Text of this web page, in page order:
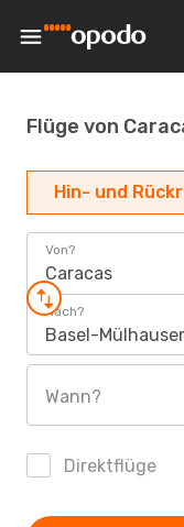
Flüge von
Hin- und
Von?
Caracas
Nach?
Basel-
Wann?
Direktflüge